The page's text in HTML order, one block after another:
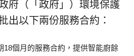
府（「政府」）環境保護
出以下兩份服務合約：
18個月的服務合約，提供智能廚餘